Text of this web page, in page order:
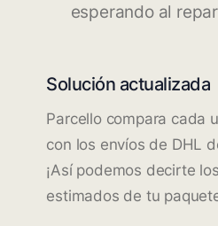
esperando al
Solución actualizada
Parcello compara cada
con los envíos de DHL
¡Así podemos decirte
estimados de tu